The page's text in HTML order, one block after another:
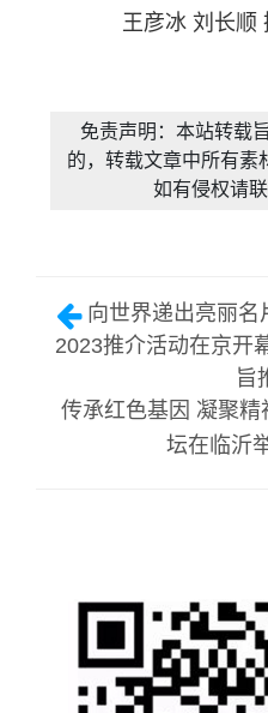
王彦冰 刘长顺
免责声明：本站转载
的，转载文章中所有素
如有侵权请
向世界递出亮丽名
2023推介活动在京开
旨
传承红色基因 凝聚
坛在临沂